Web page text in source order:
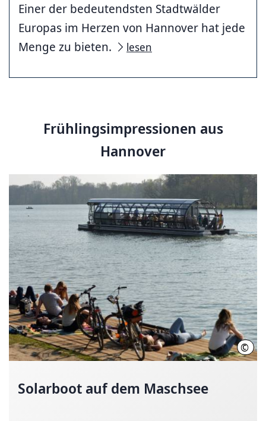
Einer der bedeutendsten Stadtwälder
Europas im Herzen von Hannover hat jede
Menge zu bieten.
lesen
Frühlingsimpressionen aus
Hannover
Solarboot auf dem Maschsee
©
Solarboot auf dem Maschsee